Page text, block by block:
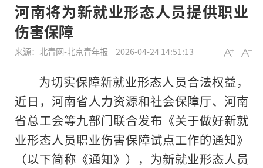
河南将为新就业形态人员提供职业
伤害保障
来源： 北青网-北京青年报 2026-04-24 14:51:13
为切实保障新就业形态人员合法权益，
近日，河南省人力资源和社会保障厅、河南
省总工会等九部门联合发布《关于做好新就
业形态人员职业伤害保障试点工作的通知》
（以下简称《通知》），为新就业形态人员